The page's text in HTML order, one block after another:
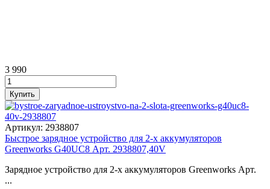
3 990
Артикул: 2938807
Быстрое зарядное устройство для 2-х аккумуляторов
Greenworks G40UC8 Арт. 2938807,40V
Зарядное устройство для 2-х аккумуляторов Greenworks Арт.
...